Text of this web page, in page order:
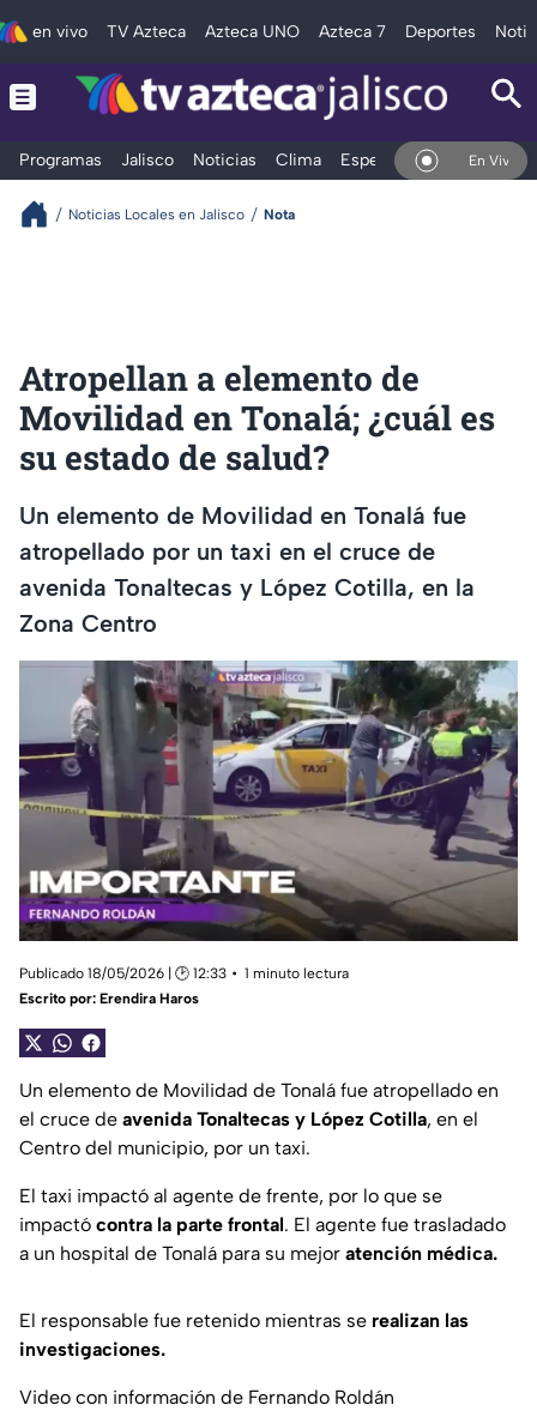
en vivo TV Azteca Azteca UNO Azteca 7 Deportes
Programas Jalisco Noticias Clima Espectáculos Deportes
En Vivo
Noticias Locales en Jalisco Nota
Atropellan a elemento de
Movilidad en Tonalá; ¿cuál es
su estado de salud?
Un elemento de Movilidad en Tonalá fue
atropellado por un taxi en el cruce de
avenida Tonaltecas y López Cotilla, en la
Zona Centro
Publicado 18/05/2026 | 🕑 12:33
1 minuto lectura
Escrito por: Erendira Haros
Un elemento de Movilidad de Tonalá fue atropellado en
el cruce de avenida Tonaltecas y López Cotilla, en el
Centro del municipio, por un taxi.
El taxi impactó al agente de frente, por lo que se
impactó contra la parte frontal. El agente fue trasladado
a un hospital de Tonalá para su mejor atención médica.
El responsable fue retenido mientras se realizan las
investigaciones.
Video con información de Fernando Roldán